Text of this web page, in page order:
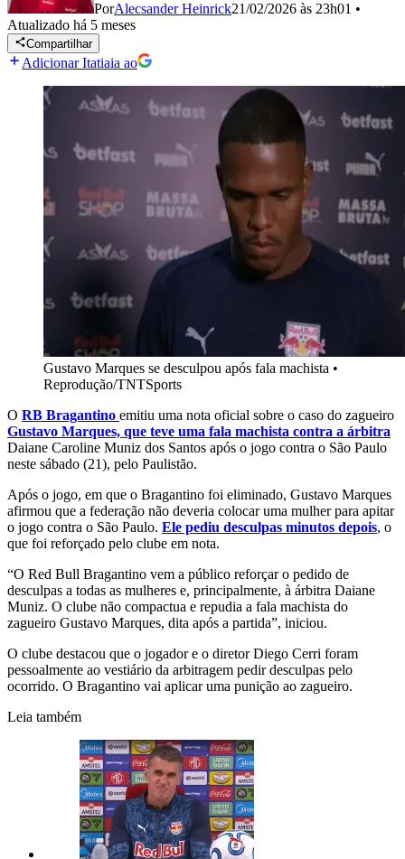
PorAlecsander Heinrick21/02/2026 às 23h01 •
Atualizado há 5 meses
Compartilhar
Adicionar Itatiaia ao
Gustavo Marques se desculpou após fala machista •
Reprodução/TNTSports
O RB Bragantino emitiu uma nota oficial sobre o caso do zagueiro
Gustavo Marques, que teve uma fala machista contra a árbitra
Daiane Caroline Muniz dos Santos após o jogo contra o São Paulo
neste sábado (21), pelo Paulistão.
Após o jogo, em que o Bragantino foi eliminado, Gustavo Marques
afirmou que a federação não deveria colocar uma mulher para apitar
o jogo contra o São Paulo. Ele pediu desculpas minutos depois, o
que foi reforçado pelo clube em nota.
“O Red Bull Bragantino vem a público reforçar o pedido de
desculpas a todas as mulheres e, principalmente, à árbitra Daiane
Muniz. O clube não compactua e repudia a fala machista do
zagueiro Gustavo Marques, dita após a partida”, iniciou.
O clube destacou que o jogador e o diretor Diego Cerri foram
pessoalmente ao vestiário da arbitragem pedir desculpas pelo
ocorrido. O Bragantino vai aplicar uma punição ao zagueiro.
Leia também